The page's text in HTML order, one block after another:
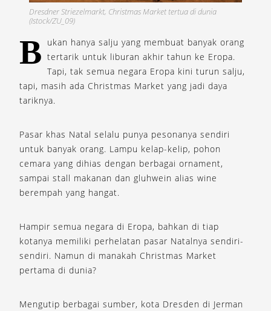
Dresdner Striezelmarkt, Christmas Market tertua di dunia
(Istock/ZU_09)
B ukan hanya salju yang membuat banyak orang
tertarik untuk liburan akhir tahun ke Eropa.
Tapi, tak semua negara Eropa kini turun salju,
tapi, masih ada Christmas Market yang jadi daya
tariknya.
Pasar khas Natal selalu punya pesonanya sendiri
untuk banyak orang. Lampu kelap-kelip, pohon
cemara yang dihias dengan berbagai ornament,
sampai stall makanan dan gluhwein alias wine
berempah yang hangat.
Hampir semua negara di Eropa, bahkan di tiap
kotanya memiliki perhelatan pasar Natalnya sendiri-
sendiri. Namun di manakah Christmas Market
pertama di dunia?
Mengutip berbagai sumber, kota Dresden di Jerman